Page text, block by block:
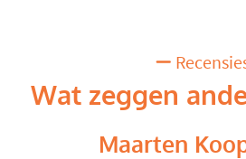
Wat zeggen
Maarten